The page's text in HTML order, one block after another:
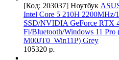
[Код: 203037] Ноутбук
Intel Core 5 210H
SSD/NVIDIA GeForce RTX
Fi/Bluetooth/Windows 11 Pro
M00JT0_Win11P) Grey
105320 р.